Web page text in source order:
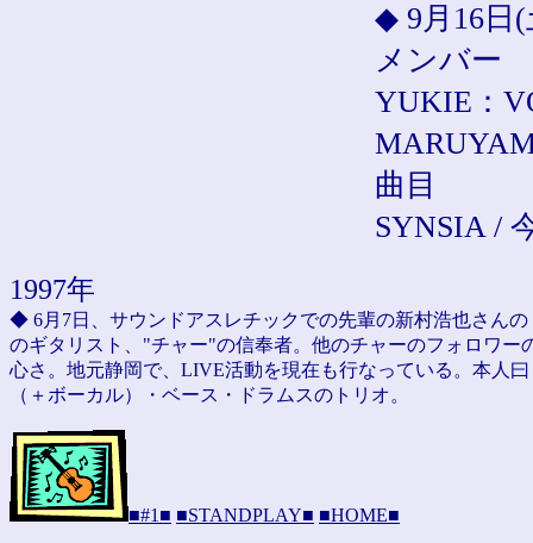
◆ 9月16日(
メンバー
YUKIE：
曲目
SYNSIA /
1997年
◆ 6月7日、サウンドアスレチックでの先輩の新村浩也さん
のギタリスト、"チャー"の信奉者。他のチャーのフォロワ
心さ。地元静岡で、LIVE活動を現在も行なっている。本人
（＋ボーカル）・ベース・ドラムスのトリオ。
■#1■ ■STANDPLAY■ ■HOME■